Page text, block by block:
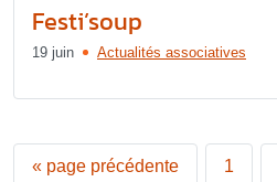
Festi’soup
19 juin Actualités associatives
« page précédente 1